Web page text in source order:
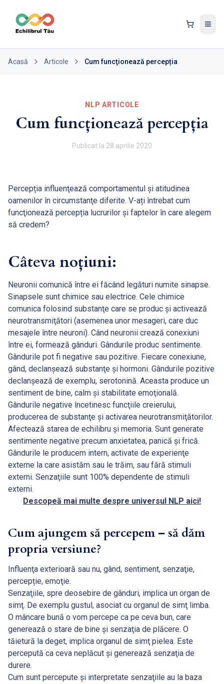
Acasă Articole Cum funcţionează percepția
NLP ARTICOLE
Cum funcţionează percepția
Publicat la 28 aprilie 2020
Percepția influenţează comportamentul şi atitudinea
oamenilor în circumstanţe diferite. V-ați întrebat cum
funcţionează percepția lucrurilor şi faptelor în care alegem
să credem?
Câteva noţiuni:
Neuronii comunică între ei făcând legături numite sinapse.
Sinapsele sunt chimice sau electrice. Cele chimice
comunica folosind substanţe care se produc şi activează
neurotransmiţători (asemenea unor mesageri, care duc
mesajele între neuroni). Când neuronii crează conexiuni
între ei, formează gânduri. Gândurile produc sentimente.
Gândurile pot fi negative sau pozitive. Fiecare conexiune,
gând, declanşează substanţe şi hormoni. Gândurile pozitive
declanşează de exemplu, serotonină. Aceasta produce un
sentiment de bine, calm şi stabilitate emoţională.
Gândurile negative încetinesc funcţiile creierului,
producerea de substanţe şi activarea neurotransmiţătorilor.
Afectează starea de echilibru şi memoria. Sunt generate
sentimente negative precum anxietatea, panică şi frică.
Gândurile le producem intern, activate de experienţe
externe la care asistăm sau le trăim, sau fără stimuli
externi. Senzaţiile sunt 100% dependente de stimuli
externi.
Descopeă mai multe despre universul NLP aici!
Cum ajungem să percepem – să dăm
propria versiune?
Influenţa exterioară sau nu, gând, sentiment, senzaţie,
percepție, emoţie.
Senzaţiile, spre deosebire de gânduri, implica un organ de
simţ. De exemplu gustul, asociat cu organul de simţ limba.
O mâncare bună o vom percepe ca pe ceva bun, care
generează o stare de bine şi senzaţia de plăcere. O
tăietură la deget, implica organul de simţ pielea. Este
percepută ca ceva neplăcut şi generează senzaţia de
durere.
Cum sunt percepute şi interpretate senzaţiile au la baza